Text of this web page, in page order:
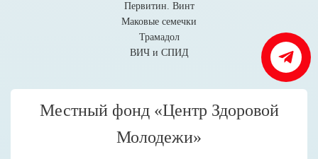
Первитин. Винт
Маковые семечки
Трамадол
ВИЧ и СПИД
Местный фонд «Центр Здоровой
Молодежи»